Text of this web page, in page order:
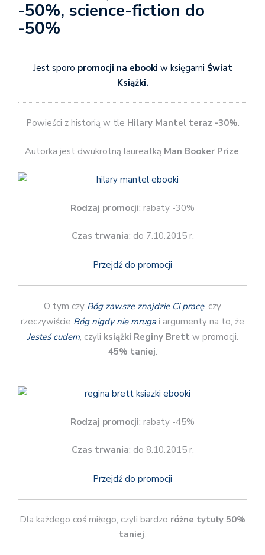
-50%, science-fiction do
-50%
Jest sporo promocji na ebooki w księgarni Świat
Książki.
Powieści z historią w tle Hilary Mantel teraz -30%.
Autorka jest dwukrotną laureatką Man Booker Prize.
Rodzaj promocji: rabaty -30%
Czas trwania: do 7.10.2015 r.
Przejdź do promocji
O tym czy Bóg zawsze znajdzie Ci pracę, czy
rzeczywiście Bóg nigdy nie mrugai argumenty na to, że
Jesteś cudem, czyli książki Reginy Brett w promocji.
45% taniej.
Rodzaj promocji: rabaty -45%
Czas trwania: do 8.10.2015 r.
Przejdź do promocji
Dla każdego coś miłego, czyli bardzo różne tytuły 50%
taniej.